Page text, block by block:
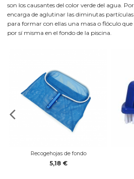
son los causantes del color verde del agua.
encarga de aglutinar las diminutas partículas
para formar con ellas una masa o flóculo que
por sí misma en el fondo de la piscina.
Recogehojas de fondo
5,18 €